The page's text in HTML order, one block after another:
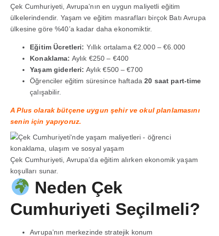
Çek Cumhuriyeti, Avrupa’nın en uygun maliyetli eğitim
ülkelerindendir. Yaşam ve eğitim masrafları birçok Batı Avrupa
ülkesine göre %40’a kadar daha ekonomiktir.
Eğitim Ücretleri: Yıllık ortalama €2.000 – €6.000
Konaklama: Aylık €250 – €400
Yaşam giderleri: Aylık €500 – €700
Öğrenciler eğitim süresince haftada20 saat part-time
çalışabilir.
A Plus olarak bütçene uygun şehir ve okul planlamasını
senin için yapıyoruz.
Çek Cumhuriyeti, Avrupa’da eğitim alırken ekonomik yaşam
koşulları sunar.
Neden Çek
Cumhuriyeti Seçilmeli?
Avrupa’nın merkezinde stratejik konum